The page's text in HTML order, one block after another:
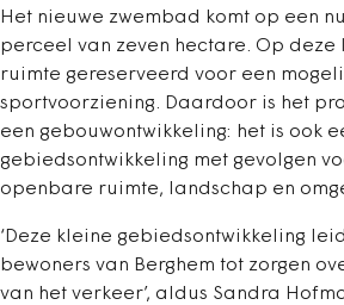
Het nieuwe zwembad komt op een
perceel van zeven hectare. Op
ruimte gereserveerd voor een
sportvoorziening. Daardoor is het
een gebouwontwikkeling: het is ook
gebiedsontwikkeling met gevolgen
openbare ruimte, landschap en
‘Deze kleine gebieds­ontwikkeling
bewoners van Berghem tot zorgen
van het verkeer’, aldus Sandra